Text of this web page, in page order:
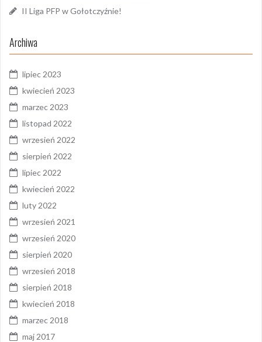
II Liga PFP w Gołotczyźnie!
Archiwa
lipiec 2023
kwiecień 2023
marzec 2023
listopad 2022
wrzesień 2022
sierpień 2022
lipiec 2022
kwiecień 2022
luty 2022
wrzesień 2021
wrzesień 2020
sierpień 2020
wrzesień 2018
sierpień 2018
kwiecień 2018
marzec 2018
maj 2017